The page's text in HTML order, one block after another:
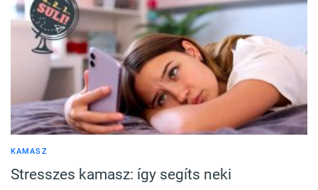
KAMASZ
Stresszes kamasz: így segíts neki